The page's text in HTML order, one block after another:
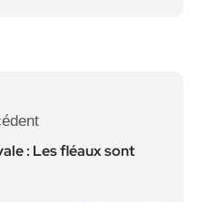
: Les fléaux sont